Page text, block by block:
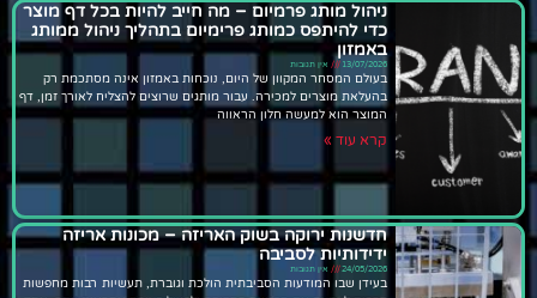
ניהול מותג פרמיום – מה חייב להיות בכל דף מוצר
כדי להיתפס כמותג פרימיום בתהליך ניהול ממותג
באמזון
13/07/2026 אין תגובות
בעולם המסחר המקוון של היום, נוכחות באמזון אינה מסתכמת רק
בהעלאת מוצרים למכירה. עבור מותגים שרוצים להצליח לאורך זמן, דף
המוצר הוא למעשה חלון הראווה
קרא עוד »
חדשנות ירוקה בשוק האריזה – מכונות אריזה
ידידותיות לסביבה
24/05/2026 אין תגובות
בעידן שבו המודעות הסביבתית הולכת וגוברת, תעשיות רבות מחפשות